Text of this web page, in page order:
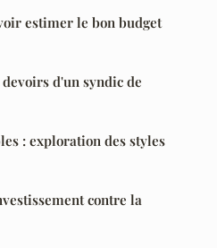
estimer le bon budget
d'un syndic de
: exploration des styles
contre la